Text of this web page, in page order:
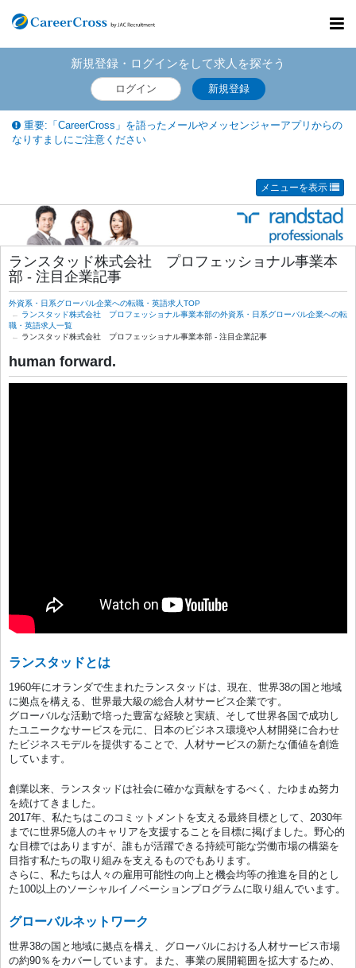
新規登録・ログインをして求人を探そう
ログイン 新規登録
重要:「CareerCross」を語ったメールやメッセンジャーアプリからの
なりすましにご注意ください
メニューを表示
ランスタッド株式会社 プロフェッショナル事業本
部 - 注目企業記事
外資系・日系グローバル企業への転職・英語求人TOP
ランスタッド株式会社 プロフェッショナル事業本部の外資系・日系グローバル企業への転
職・英語求人一覧
ランスタッド株式会社 プロフェッショナル事業本部 - 注目企業記事
human forward.
ランスタッドとは
1960年にオランダで生まれたランスタッドは、現在、世界38の国と地域
に拠点を構える、世界最大級の総合人材サービス企業です。
グローバルな活動で培った豊富な経験と実績、そして世界各国で成功し
たユニークなサービスを元に、日本のビジネス環境や人材開発に合わせ
たビジネスモデルを提供することで、人材サービスの新たな価値を創造
しています。
創業以来、ランスタッドは社会に確かな貢献をするべく、たゆまぬ努力
を続けてきました。
2017年、私たちはこのコミットメントを支える最終目標として、2030年
までに世界5億人のキャリアを支援することを目標に掲げました。野心的
な目標ではありますが、誰もが活躍できる持続可能な労働市場の構築を
目指す私たちの取り組みを支えるものでもあります。
さらに、私たちは人々の雇用可能性の向上と機会均等の推進を目的とし
た100以上のソーシャルイノベーションプログラムに取り組んでいます。
グローバルネットワーク
世界38の国と地域に拠点を構え、グローバルにおける人材サービス市場
の約90％をカバーしています。また、事業の展開範囲を拡大するため、